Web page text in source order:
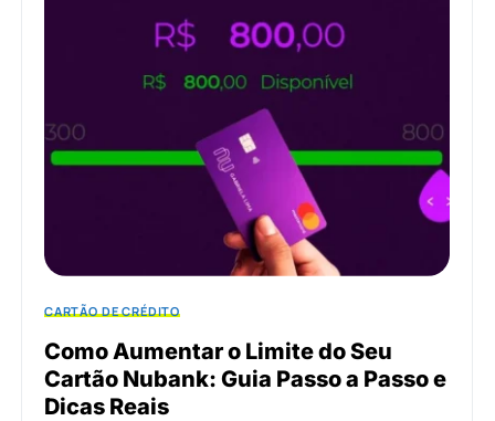
CARTÃO DE CRÉDITO
Como Aumentar o Limite do Seu
Cartão Nubank: Guia Passo a Passo e
Dicas Reais